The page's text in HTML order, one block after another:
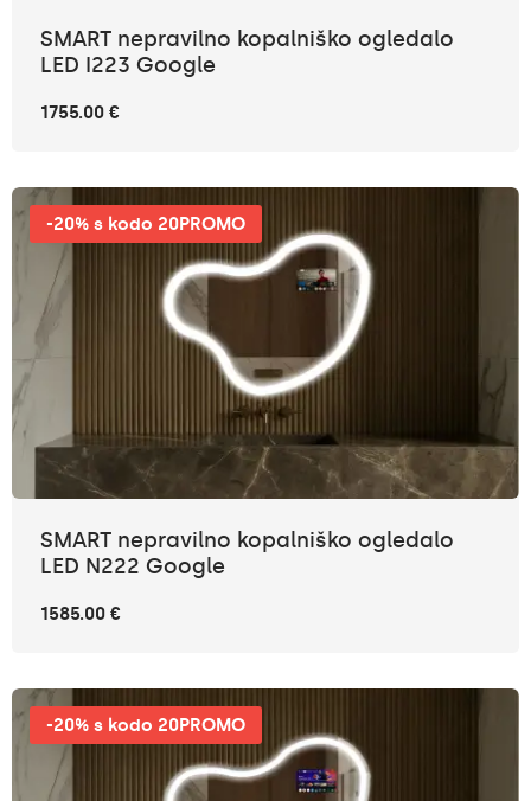
SMART nepravilno kopalniško ogledalo
LED I223 Google
1755.00 €
-20% s kodo 20PROMO
SMART nepravilno kopalniško ogledalo
LED N222 Google
1585.00 €
-20% s kodo 20PROMO